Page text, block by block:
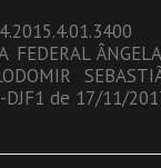
FEDERAL
DJF1 de 17/11/